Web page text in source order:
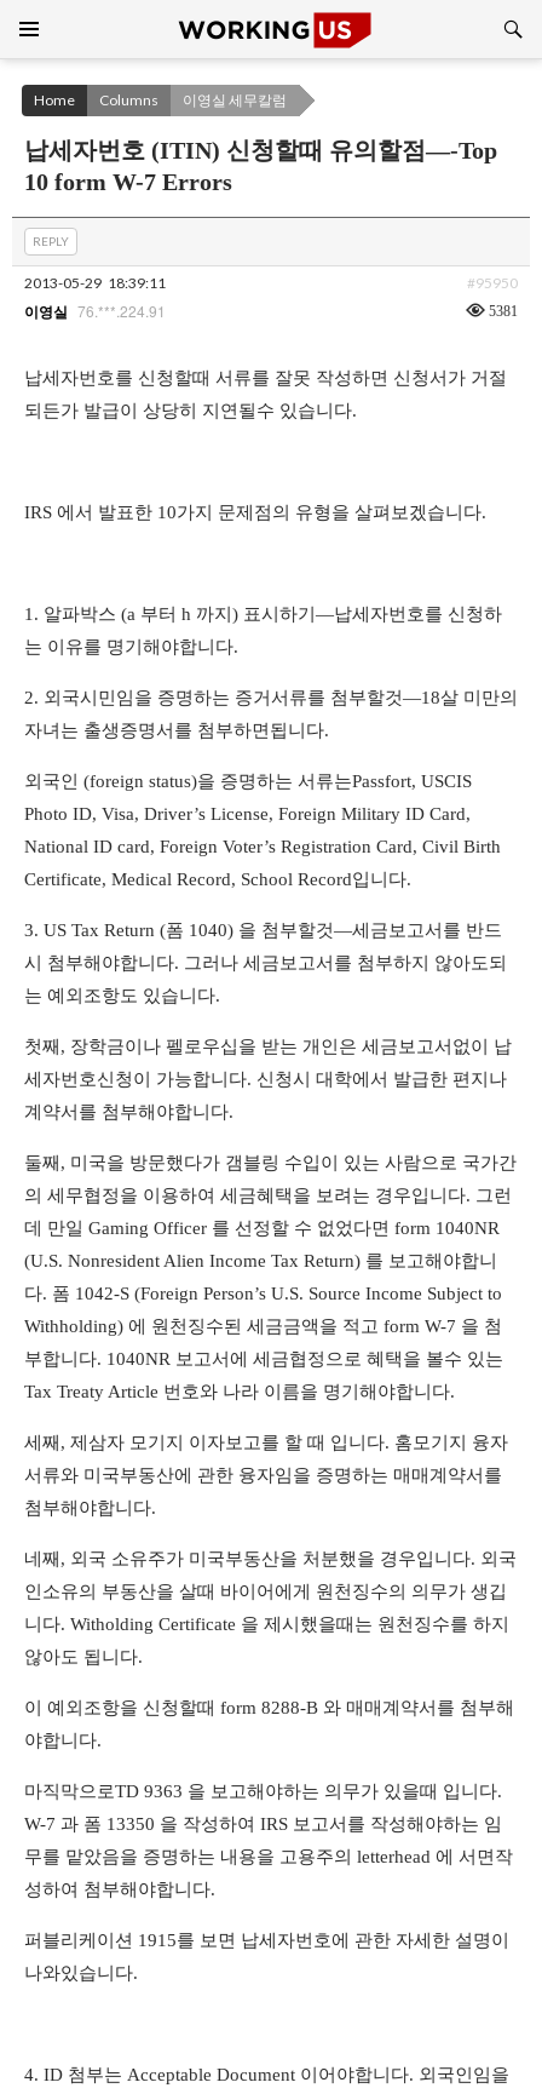
CONTENT
Home Columns 이영실 세무칼럼
납세자번호 (ITIN) 신청할때 유의할점—-Top
10 form W-7 Errors
REPLY
2013-05-29 18:39:11 #95950
이영실 76.***.224.91 5381
납세자번호를 신청할때 서류를 잘못 작성하면 신청서가 거절
되든가 발급이 상당히 지연될수 있습니다.
IRS 에서 발표한 10가지 문제점의 유형을 살펴보겠습니다.
1. 알파박스 (a 부터 h 까지 ) 표시하기 —납세자번호를 신청하
는 이유를 명기해야합니다.
2. 외국시민임을 증명하는 증거서류를 첨부할것—18살 미만의
자녀는 출생증명서를 첨부하면됩니다.
외국인 (foreign status)을 증명하는 서류는Passfort, USCIS
Photo ID, Visa, Driver’s License, Foreign Military ID Card,
National ID card, Foreign Voter’s Registration Card, Civil Birth
Certificate, Medical Record, School Record입니다.
3. US Tax Return (폼 1040) 을 첨부할것—세금보고서를 반드
시 첨부해야합니다. 그러나 세금보고서를 첨부하지 않아도되
는 예외조항도 있습니다.
첫째 , 장학금이나 펠로우십을 받는 개인은 세금보고서없이 납
세자번호신청이 가능합니다. 신청시 대학에서 발급한 편지나
계약서를 첨부해야합니다.
둘째 , 미국을 방문했다가 갬블링 수입이 있는 사람으로 국가간
의 세무협정을 이용하여 세금혜택을 보려는 경우입니다. 그런
데 만일 Gaming Officer 를 선정할 수 없었다면 form 1040NR
(U.S. Nonresident Alien Income Tax Return) 를 보고해야합니
다. 폼 1042-S (Foreign Person’s U.S. Source Income Subject to
Withholding) 에 원천징수된 세금금액을 적고 form W-7 을 첨
부합니다. 1040NR 보고서에 세금협정으로 혜택을 볼수 있는
Tax Treaty Article 번호와 나라 이름을 명기해야합니다.
세째 , 제삼자 모기지 이자보고를 할 때 입니다. 홈모기지 융자
서류와 미국부동산에 관한 융자임을 증명하는 매매계약서를
첨부해야합니다.
네째 , 외국 소유주가 미국부동산을 처분했을 경우입니다. 외국
인소유의 부동산을 살때 바이어에게 원천징수의 의무가 생깁
니다. Witholding Certificate 을 제시했을때는 원천징수를 하지
않아도 됩니다.
이 예외조항을 신청할때 form 8288-B 와 매매계약서를 첨부해
야합니다.
마직막으로TD 9363 을 보고해야하는 의무가 있을때 입니다.
W-7 과 폼 13350 을 작성하여 IRS 보고서를 작성해야하는 임
무를 맡았음을 증명하는 내용을 고용주의 letterhead 에 서면작
성하여 첨부해야합니다.
퍼블리케이션 1915를 보면 납세자번호에 관한 자세한 설명이
나와있습니다.
4. ID 첨부는 Acceptable Document 이어야합니다. 외국인임을